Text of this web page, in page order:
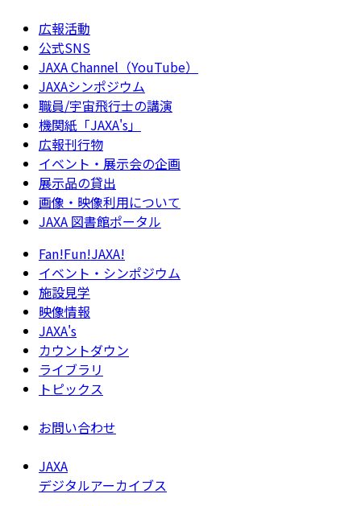
広報活動
公式SNS
JAXA Channel（YouTube）
JAXAシンポジウム
職員/宇宙飛行士の講演
機関紙「JAXA's」
広報刊行物
イベント・展示会の企画
展示品の貸出
画像・映像利用について
JAXA 図書館ポータル
Fan!Fun!JAXA!
イベント・シンポジウム
施設見学
映像情報
JAXA's
カウントダウン
ライブラリ
トピックス
お問い合わせ
JAXA
デジタルアーカイブス